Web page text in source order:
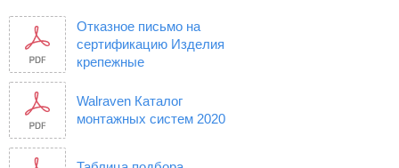
Отказное письмо на
сертификацию Изделия
крепежные
Walraven Каталог
монтажных систем 2020